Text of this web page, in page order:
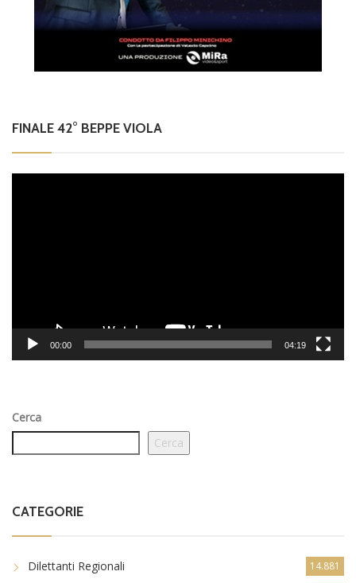
FINALE 42° BEPPE VIOLA
00:00 04:19
Cerca
Cerca
CATEGORIE
Dilettanti Regionali 14.881